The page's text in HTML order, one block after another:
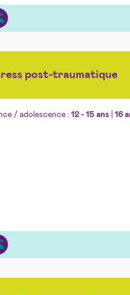
post-traumatique
/ adolescence : 12 - 15 ans 16